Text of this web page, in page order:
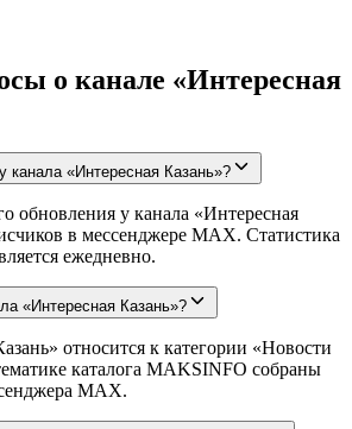
о канале «Интересная
канала «Интересная Казань»?
обновления у канала «Интересная
в мессенджере MAX. Статистика
ежедневно.
«Интересная Казань»?
относится к категории «Новости
каталога MAKSINFO собраны
MAX.